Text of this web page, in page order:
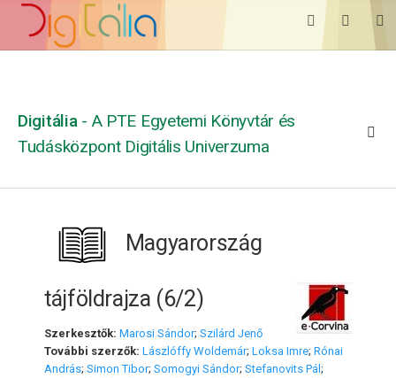
Digitália - A PTE Egyetemi Könyvtár és
Tudásközpont Digitális Univerzuma
Magyarország
tájföldrajza (6/2)
Szerkesztők: Marosi Sándor; Szilárd Jenő
További szerzők: Lászlóffy Woldemár; Loksa Imre; Rónai
András; Simon Tibor; Somogyi Sándor; Stefanovits Pál;